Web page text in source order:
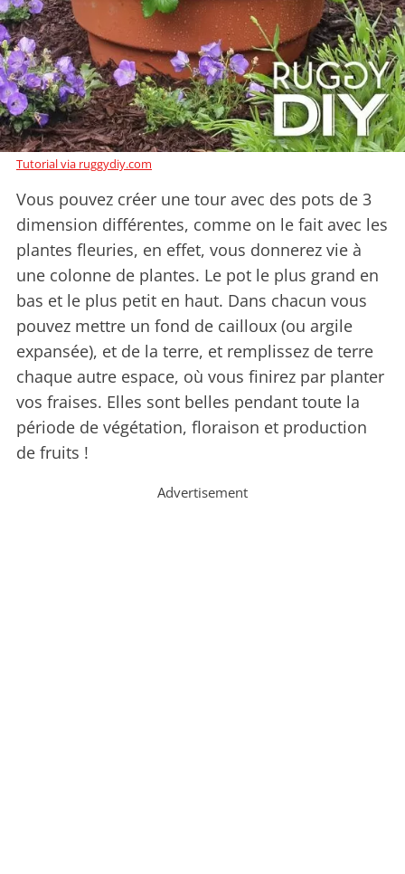
Tutorial via ruggydiy.com
Vous pouvez créer une tour avec des pots de 3
dimension différentes, comme on le fait avec les
plantes fleuries, en effet, vous donnerez vie à
une colonne de plantes. Le pot le plus grand en
bas et le plus petit en haut. Dans chacun vous
pouvez mettre un fond de cailloux (ou argile
expansée), et de la terre, et remplissez de terre
chaque autre espace, où vous finirez par planter
vos fraises. Elles sont belles pendant toute la
période de végétation, floraison et production
de fruits !
Advertisement